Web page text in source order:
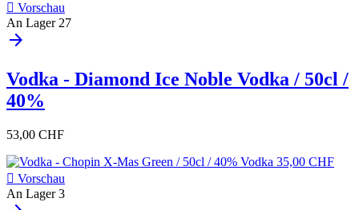
 Vorschau
An Lager 27
arrow_forward
Vodka - Diamond Ice Noble Vodka / 50cl /
40%
53,00 CHF
 Vorschau
An Lager 3